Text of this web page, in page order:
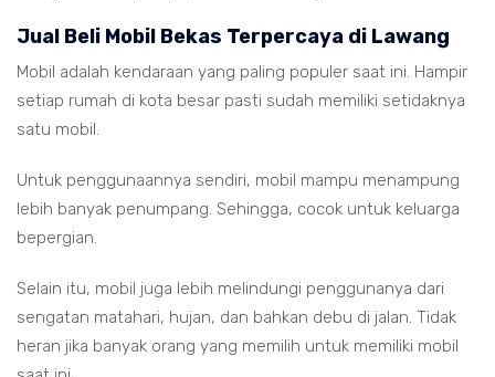
Jual Beli Mobil Bekas Terpercaya di Lawang
Mobil adalah kendaraan yang paling populer saat ini. Hampir
setiap rumah di kota besar pasti sudah memiliki setidaknya
satu mobil.
Untuk penggunaannya sendiri, mobil mampu menampung
lebih banyak penumpang. Sehingga, cocok untuk keluarga
bepergian.
Selain itu, mobil juga lebih melindungi penggunanya dari
sengatan matahari, hujan, dan bahkan debu di jalan. Tidak
heran jika banyak orang yang memilih untuk memiliki mobil